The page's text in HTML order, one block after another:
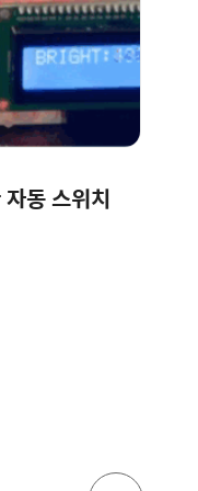
동 스위치